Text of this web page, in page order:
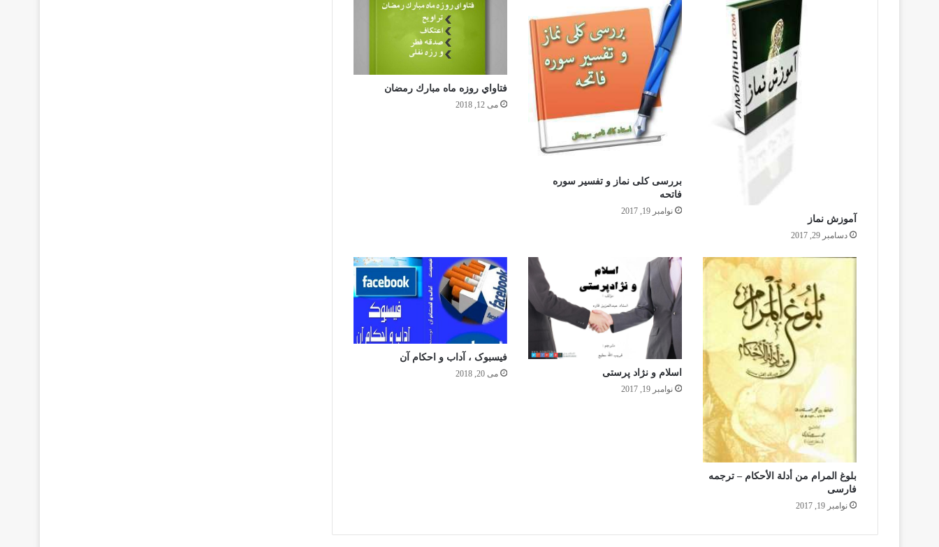
كتاب ممتاز الفتاوى در ۵ جلد
تفسیر انوار القرآن
آموزش نماز
دسامبر 29, 2017
بررسی کلی نماز و تفسیر سوره
فاتحه
نوامبر 19, 2017
فتاواي روزه ماه مبارك رمضان
می 12, 2018
بلوغ المرام من أدلة الأحکام – ترجمه
فارسی
نوامبر 19, 2017
اسلام و نژاد پرستی
نوامبر 19, 2017
فیسبوک ، آداب و احکام آن
می 20, 2018